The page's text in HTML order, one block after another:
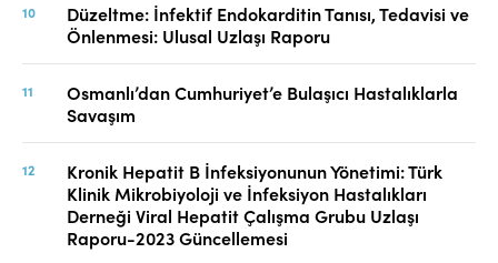
Düzeltme: İnfektif Endokarditin Tanısı, Tedavisi ve
Önlenmesi: Ulusal Uzlaşı Raporu
Osmanlı’dan Cumhuriyet’e Bulaşıcı Hastalıklarla
Savaşım
Kronik Hepatit B İnfeksiyonunun Yönetimi: Türk
Klinik Mikrobiyoloji ve İnfeksiyon Hastalıkları
Derneği Viral Hepatit Çalışma Grubu Uzlaşı
Raporu-2023 Güncellemesi